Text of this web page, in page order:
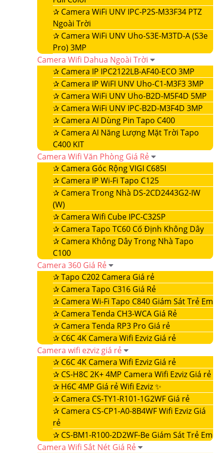
✰ Camera WiFi UNV IPC-P2S-M33F34 PTZ
Ngoài Trời
✰ Camera WiFi UNV Uho-S3E-M3TD-A (S3e
Pro) 3MP
Camera Wifi Dahua Ngoài Trời
✰ Camera IP IPC2122LB-AF40-ECO 3MP
✰ Camera IP WiFI UNV Uho-C1-M3F3 3MP
✰ Camera WiFi UNV Uho-B2D-M5F4D 5MP
✰ Camera WiFi UNV IPC-B2D-M3F4D 3MP
✰ Camera AI Dùng Pin Tapo C400
✰ Camera AI Năng Lượng Mặt Trời Tapo
C400 KIT
Camera Wifi Văn Phòng Giá Rẻ
✰ Camera Góc Rộng VIGI C685I
✰ Camera IP Wi-Fi Tapo C125
✰ Camera Trong Nhà DS-2CD2443G2-IW
(W)
✰ Camera Wifi Cube IPC-C32SP
✰ Camera Tapo TC60 Cố Định Không Dây
✰ Camera Không Dây Trong Nhà Tapo
C100
Camera 360 Giá Rẻ
✰Tapo C202 Camera Giá rẻ
✰ Camera Tapo C316 Giá Rẻ
✰ Camera Wi-Fi Tapo C840 Giám Sát Trẻ Em
✰ Camera Tenda CH3-WCA Giá Rẻ
✰ Camera Tenda RP3 Pro Giá rẻ
✰ C6C 4K Camera Wifi Ezviz Giá rẻ
Camera wifi ezviz giá rẻ
✰ C6C 4K Camera Wifi Ezviz Giá rẻ
✰ CS-H8C 2K+ 4MP Camera Wifi Ezviz Giá rẻ
✰ H6C 4MP Giá rẻ Wifi Ezviz ✨
✰ Camera CS-TY1-R101-1G2WF Giá rẻ
✰ Camera CS-CP1-A0-8B4WF Wifi Ezviz Giá
rẻ
✰ CS-BM1-R100-2D2WF-Be Giám Sát Trẻ Em
Camera Wifi Sắt Nét Giá Rẻ